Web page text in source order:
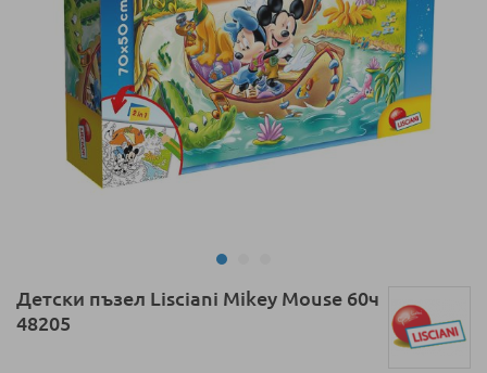
Преминете
към
Детски пъзел Lisciani Mikey Mouse 60ч
48205